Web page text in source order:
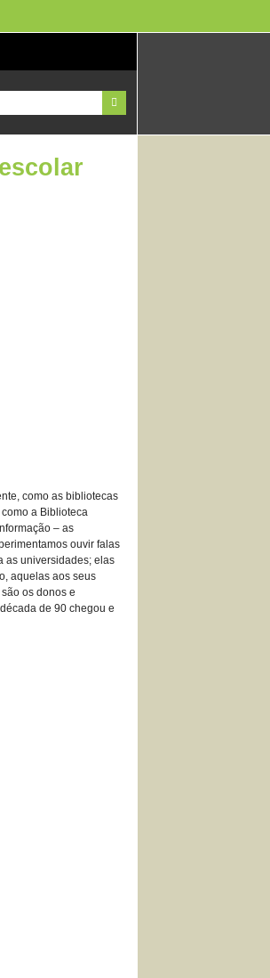
como as bibliotecas
a Biblioteca
– as
ouvir falas
as universidades; elas
aquelas aos seus
os donos e
de 90 chegou e